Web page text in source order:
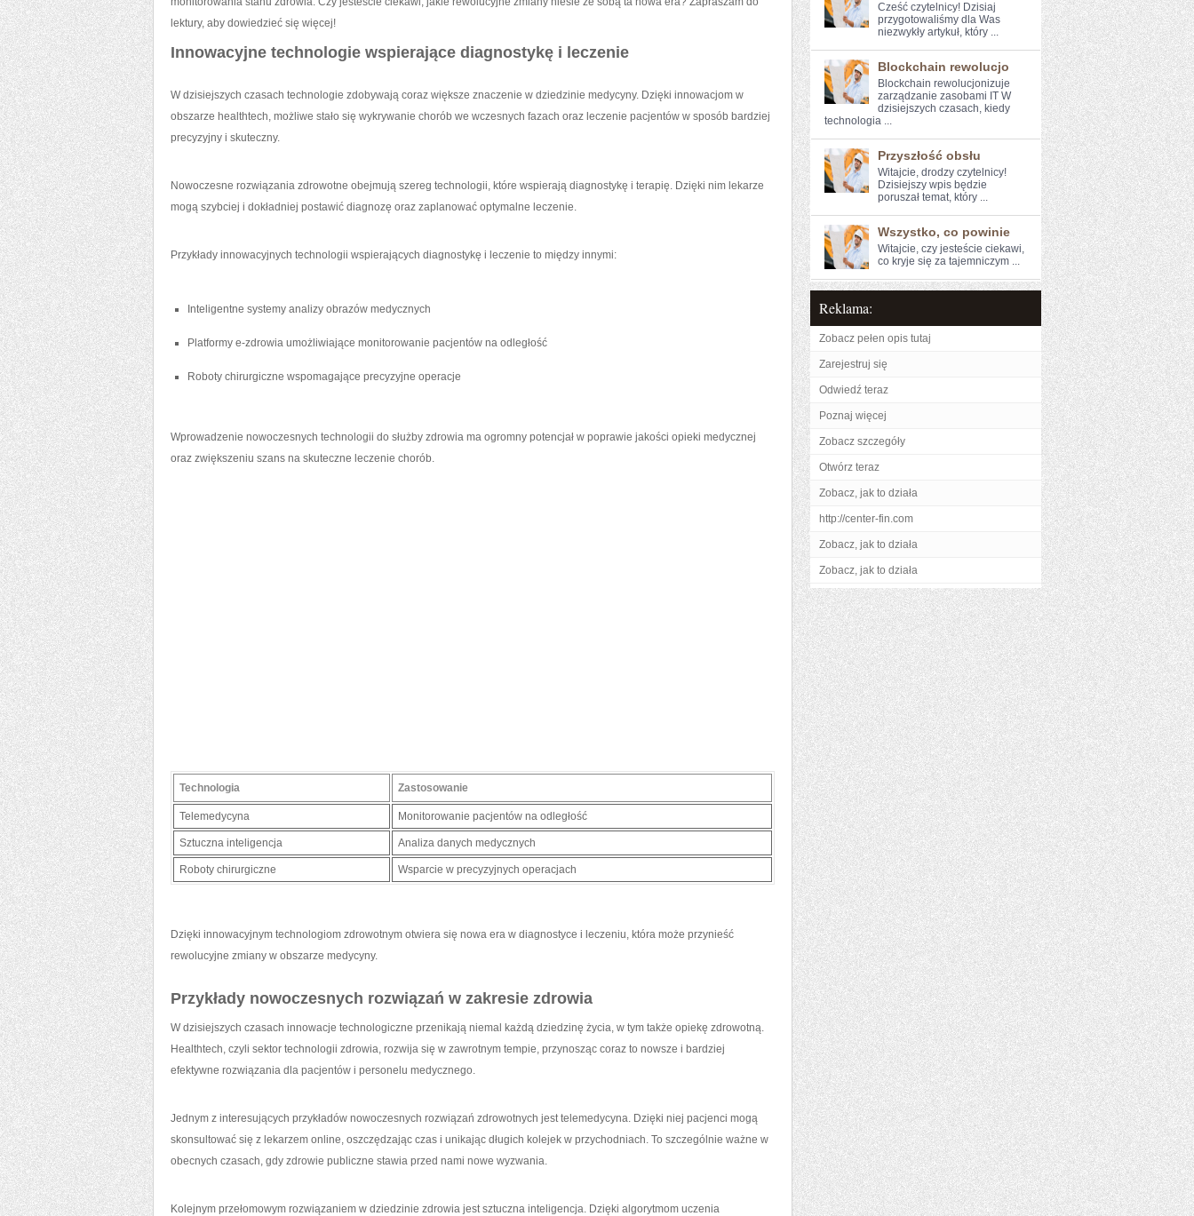
lektury, ⁢aby dowiedzieć się więcej!
Innowacyjne technologie⁤ wspierające diagnostykę⁤ i leczenie
W ⁣dzisiejszych czasach⁤ technologie zdobywają coraz większe znaczenie w dziedzinie⁢ medycyny. Dzięki ‌innowacjom ‍w
obszarze healthtech, możliwe stało się wykrywanie chorób we wczesnych fazach oraz leczenie‍ pacjentów w sposób bardziej
⁢precyzyjny i skuteczny.
Nowoczesne rozwiązania zdrowotne​ obejmują szereg technologii, ‌które wspierają diagnostykę i terapię. Dzięki nim lekarze⁣
mogą szybciej i dokładniej postawić diagnozę oraz zaplanować ⁣optymalne leczenie.
Przykłady⁣ innowacyjnych technologii wspierających diagnostykę i leczenie to ⁤między innymi:
Inteligentne systemy analizy obrazów medycznych
Platformy e-zdrowia umożliwiające monitorowanie pacjentów na odległość
Roboty chirurgiczne wspomagające precyzyjne operacje
Wprowadzenie nowoczesnych technologii do służby ⁣zdrowia ma ogromny potencjał​ w ⁢poprawie⁢ jakości opieki ‌medycznej
oraz ​zwiększeniu szans na skuteczne ⁢leczenie chorób.
Technologia Zastosowanie
Telemedycyna Monitorowanie pacjentów na‍ odległość
Sztuczna inteligencja Analiza danych medycznych
Roboty chirurgiczne Wsparcie w precyzyjnych⁤ operacjach
Dzięki innowacyjnym technologiom zdrowotnym otwiera się ‌nowa era w⁣ diagnostyce ​i leczeniu, która może przynieść
rewolucyjne zmiany w ‍obszarze medycyny.
Przykłady ‍nowoczesnych rozwiązań w zakresie zdrowia
W dzisiejszych czasach​ innowacje⁢ technologiczne przenikają niemal każdą ‍dziedzinę życia, ⁣w tym ⁤także opiekę zdrowotną.
Healthtech, czyli sektor technologii ⁤zdrowia,‍ rozwija się ⁣w zawrotnym tempie, przynosząc coraz to nowsze i bardziej
efektywne ​rozwiązania ‌dla ‌pacjentów ​i personelu medycznego.
Jednym z interesujących ⁢przykładów nowoczesnych⁤ rozwiązań​ zdrowotnych jest telemedycyna. Dzięki niej pacjenci mogą
skonsultować ‌się z‌ lekarzem⁤ online, oszczędzając czas i unikając ⁣długich kolejek w przychodniach. To szczególnie ważne ⁣w
obecnych czasach, ​gdy zdrowie publiczne stawia‌ przed nami nowe wyzwania.
Kolejnym przełomowym rozwiązaniem w dziedzinie ⁣zdrowia jest‌ sztuczna ‌inteligencja. Dzięki⁣ algorytmom uczenia
Cześć czytelnicy! Dzisiaj
przygotowaliśmy dla Was
niezwykły artykuł, który ...
Blockchain rewolucjo
Blockchain rewolucjonizuje
zarządzanie zasobami IT W
dzisiejszych ⁢czasach, kiedy
technologia ...
Przyszłość obsłu
Witajcie, ⁤drodzy ​czytelnicy!⁣
Dzisiejszy wpis będzie
poruszał⁤ temat, który ...
Wszystko, co powinie
Witajcie, ⁢czy jesteście​ ciekawi,
co‌ kryje się za tajemniczym ...
Reklama:
Zobacz pełen opis tutaj
Zarejestruj się
Odwiedź teraz
Poznaj więcej
Zobacz szczegóły
Otwórz teraz
Zobacz, jak to działa
http://center-fin.com
Zobacz, jak to działa
Zobacz, jak to działa